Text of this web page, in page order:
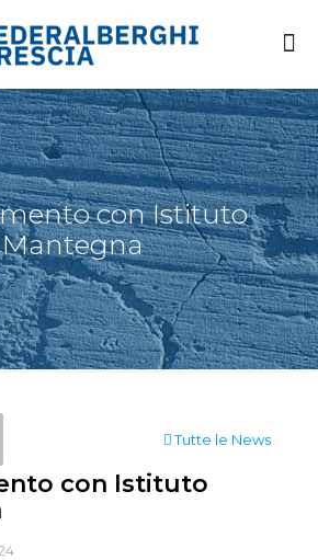
con Istituto
Mantegna
Tutte le News
con Istituto